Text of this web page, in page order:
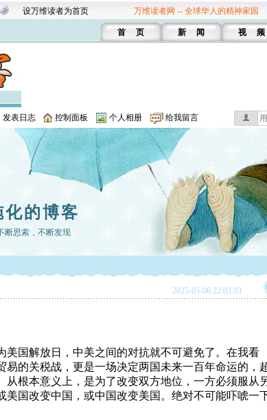
设万维读者为首页 万维读者网 -- 全球华人的精神家园
首 页 新 闻 视 频
发表日志 控制面板 个人相册 给我留言
化的博客
断思索，不断发现
2025-05-06 22:03:03
美国解放日，中美之间的对抗就不可避免了。在我看
易的关税战，更是一场决定两国未来一百年命运的，
从根本意义上，是为了改变双方地位，一方必须服从
美国改变中国，或中国改变美国。绝对不可能吓唬一